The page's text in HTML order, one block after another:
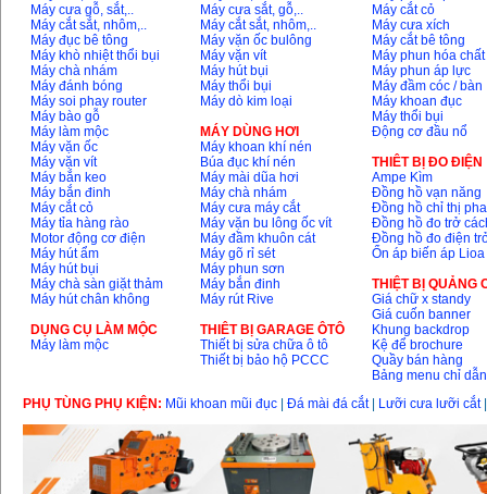
Máy cưa gỗ, sắt,..
Máy cắt sắt, nhôm,..
Máy đục bê tông
Máy khò nhiệt thổi bụi
Máy chà nhám
Máy đánh bóng
Máy soi phay router
Máy bào gỗ
Máy làm mộc
Máy vặn ốc
Máy vặn vít
Máy bắn keo
Máy bắn đinh
Máy cắt cỏ
Máy tỉa hàng rào
Motor động cơ điện
Máy hút ẩm
Máy hút bụi
Máy chà sàn giặt thảm
Máy hút chân không
DỤNG CỤ LÀM MỘC
Máy làm mộc
Máy cưa sắt, gỗ,..
Máy cắt sắt, nhôm,..
Máy vặn ốc bulông
Máy vặn vít
Máy hút bụi
Máy thổi bụi
Máy dò kim loại
MÁY DÙNG HƠI
Máy khoan khí nén
Búa đục khí nén
Máy mài dũa hơi
Máy chà nhám
Máy cưa máy cắt
Máy vặn bu lông ốc vít
Máy đầm khuôn cát
Máy gõ rỉ sét
Máy phun sơn
Máy bắn đinh
Máy rút Rive
THIÊT BỊ GARAGE ÔTÔ
Thiết bị sửa chữa ô tô
Thiết bị bảo hộ PCCC
Máy cắt cỏ
Máy cưa xích
Máy cắt bê tông
Máy phun hóa chất
Máy phun áp lực
Máy đầm cóc / bàn
Máy khoan đục
Máy thổi bụi
Động cơ đầu nổ
THIÊT BỊ ĐO ĐIỆN
Ampe Kìm
Đồng hồ vạn năng
Đồng hồ chỉ thị pha
Đồng hồ đo trở
Đồng hồ đo điện
Ổn áp biến áp Lioa
THIỆT BỊ QUẢNG
Giá chữ x standy
Giá cuốn banner
Khung backdrop
Kệ để brochure
Quầy bán hàng
Bảng menu chỉ dẫn
PHỤ TÙNG PHỤ KIỆN: Mũi khoan mũi đục Đá mài đá cắt| Lưỡi cưa lưỡi cắt